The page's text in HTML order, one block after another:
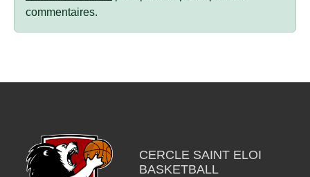
commentaires.
CERCLE SAINT ELOI
BASKETBALL